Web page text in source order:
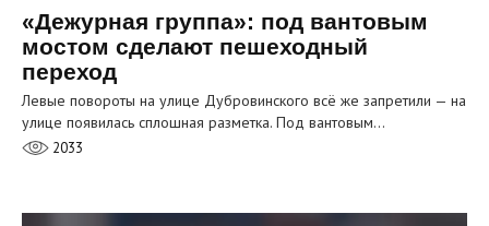
«Дежурная группа»: под вантовым
мостом сделают пешеходный
переход
Левые повороты на улице Дубровинского всё же запретили — на
улице появилась сплошная разметка. Под вантовым…
2033